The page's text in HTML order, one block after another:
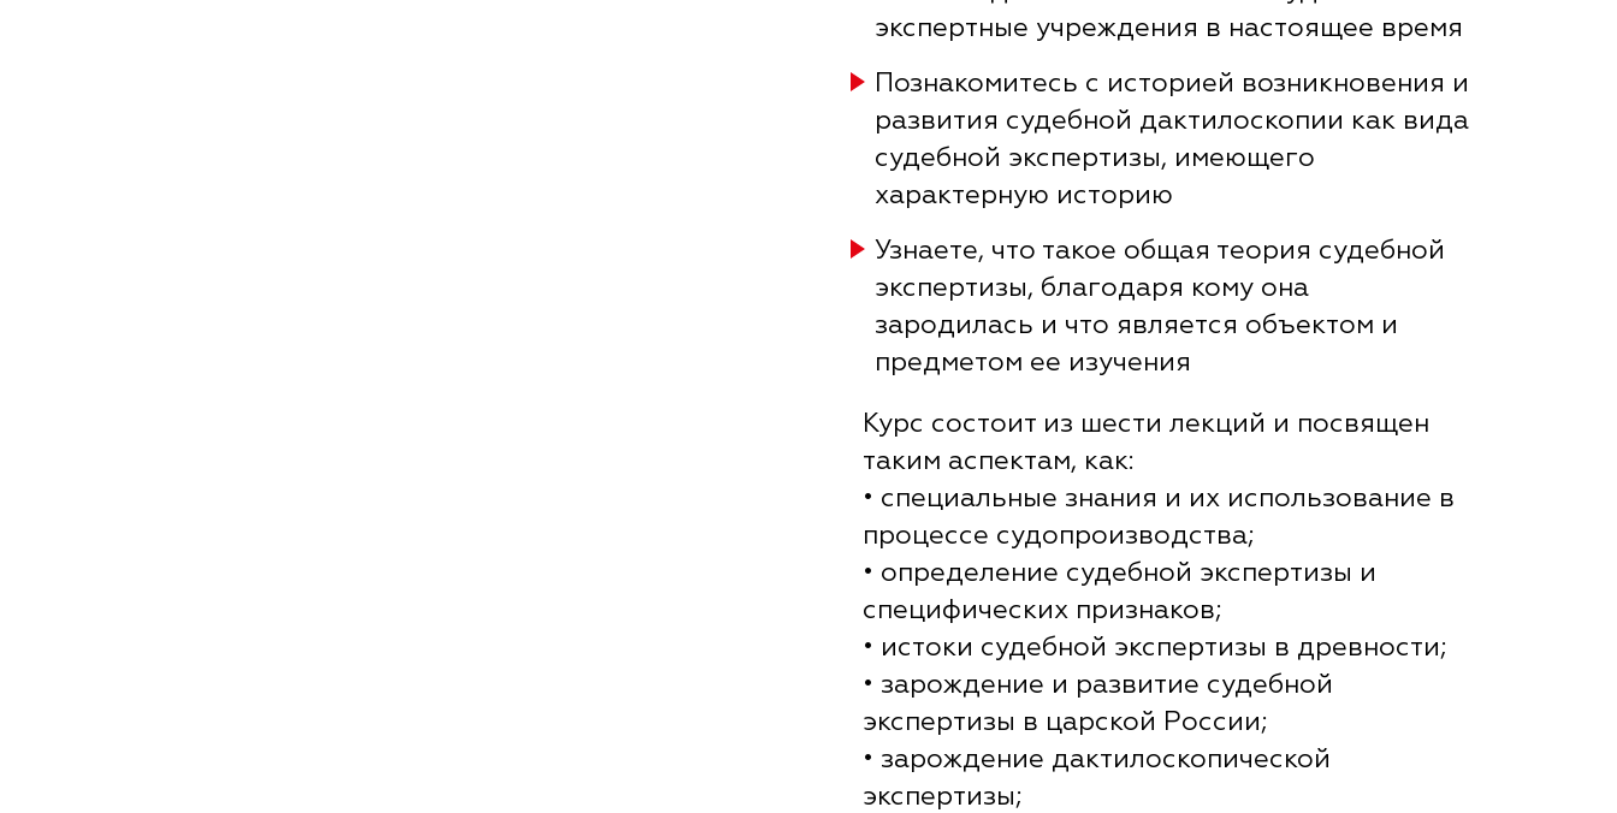
экспертные учреждения в настоящее время
Познакомитесь с историей возникновения и
развития судебной дактилоскопии как вида
судебной экспертизы, имеющего
характерную историю
Узнаете, что такое общая теория судебной
экспертизы, благодаря кому она
зародилась и что является объектом и
предметом ее изучения
Курс состоит из шести лекций и посвящен
таким аспектам, как:
• специальные знания и их использование в
процессе судопроизводства;
• определение судебной экспертизы и
специфических признаков;
• истоки судебной экспертизы в древности;
• зарождение и развитие судебной
экспертизы в царской России;
• зарождение дактилоскопической
экспертизы;